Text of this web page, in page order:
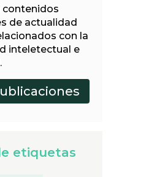
contenidos
de actualidad
con la
inteletectual e
etiquetas